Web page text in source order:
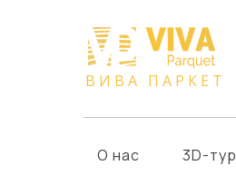
О нас 3D-тур